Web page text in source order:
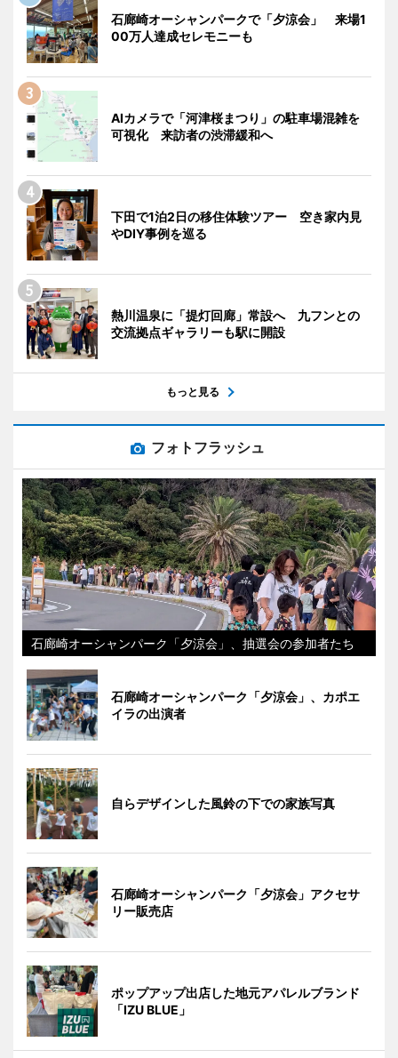
石廊崎オーシャンパークで「夕涼会」 来場1
00万人達成セレモニーも
AIカメラで「河津桜まつり」の駐車場混雑を
可視化 来訪者の渋滞緩和へ
下田で1泊2日の移住体験ツアー 空き家内見
やDIY事例を巡る
熱川温泉に「提灯回廊」常設へ 九フンとの
交流拠点ギャラリーも駅に開設
もっと見る
フォトフラッシュ
石廊崎オーシャンパーク「夕涼会」、抽選会の参加者たち
石廊崎オーシャンパーク「夕涼会」、カポエ
イラの出演者
自らデザインした風鈴の下での家族写真
石廊崎オーシャンパーク「夕涼会」アクセサ
リー販売店
ポップアップ出店した地元アパレルブランド
「IZU BLUE」